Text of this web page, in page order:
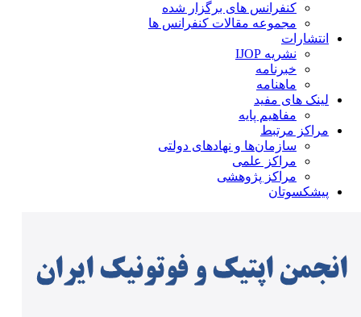
کنفرانس های برگزار شده
مجموعه مقالات کنفرانس ها
انتشارات
نشریه IJOP
خبرنامه
ماهنامه
لینک های مفید
مفاهیم پایه
مراکز مرتبط
سازمان‌ها و نهادهای دولتی
مراکز علمی
مراکز پژوهشی
پیشکسوتان